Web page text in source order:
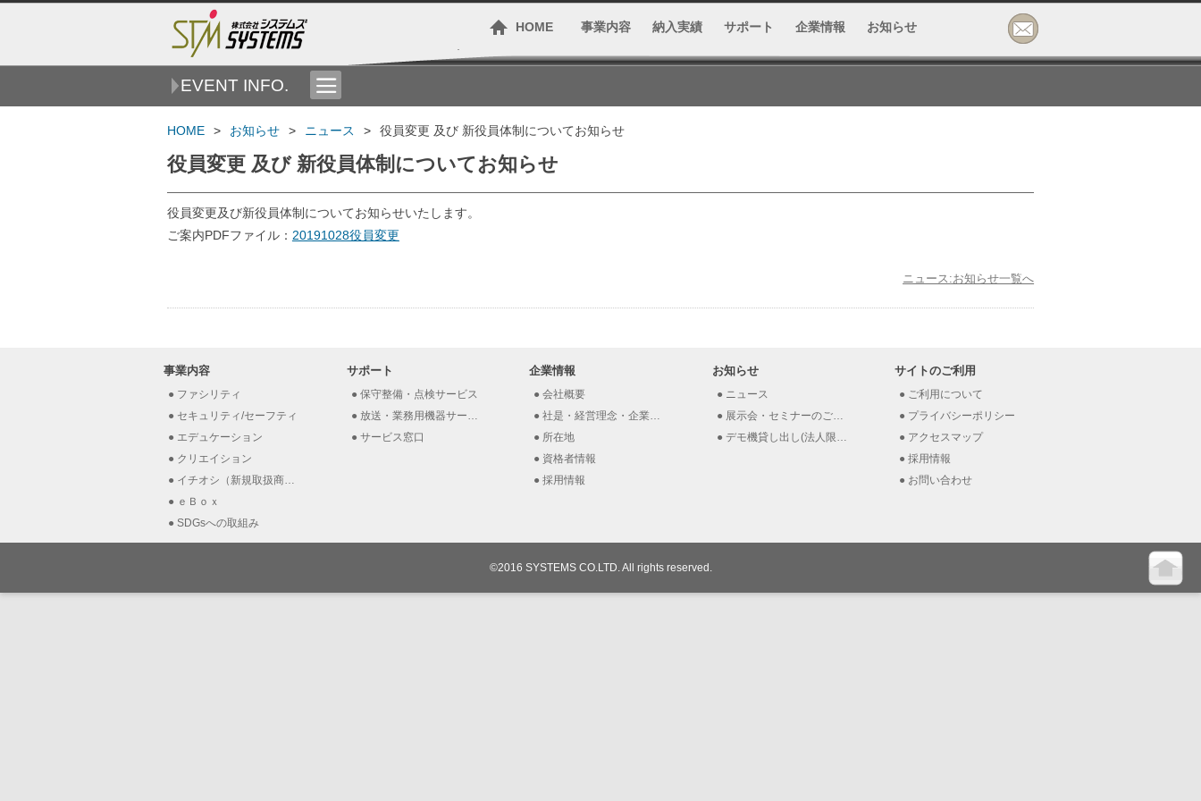
HOME 事業内容 納入実績 サポート 企業情報 お知らせ
EVENT INFO.
HOME お知らせ ニュース 役員変更 及び 新役員体制についてお知らせ
役員変更 及び 新役員体制についてお知らせ
役員変更及び新役員体制についてお知らせいたします。
ご案内PDFファイル： 20191028役員変更
ニュース:お知らせ一覧へ
事業内容
ファシリティ
セキュリティ/セーフティ
エデュケーション
クリエイション
イチオシ（新規取扱商材）
ｅＢｏｘ
SDGsへの取組み
サポート
保守整備・点検サービス
放送・業務用機器サービス
サービス窓口
企業情報
会社概要
社是・経営理念・企業理念
所在地
資格者情報
採用情報
お知らせ
ニュース
展示会・セミナーのご案内
デモ機貸し出し(法人限定）
サイトのご利用
ご利用について
プライバシーポリシー
アクセスマップ
採用情報
お問い合わせ
©2016 SYSTEMS CO.LTD. All rights reserved.